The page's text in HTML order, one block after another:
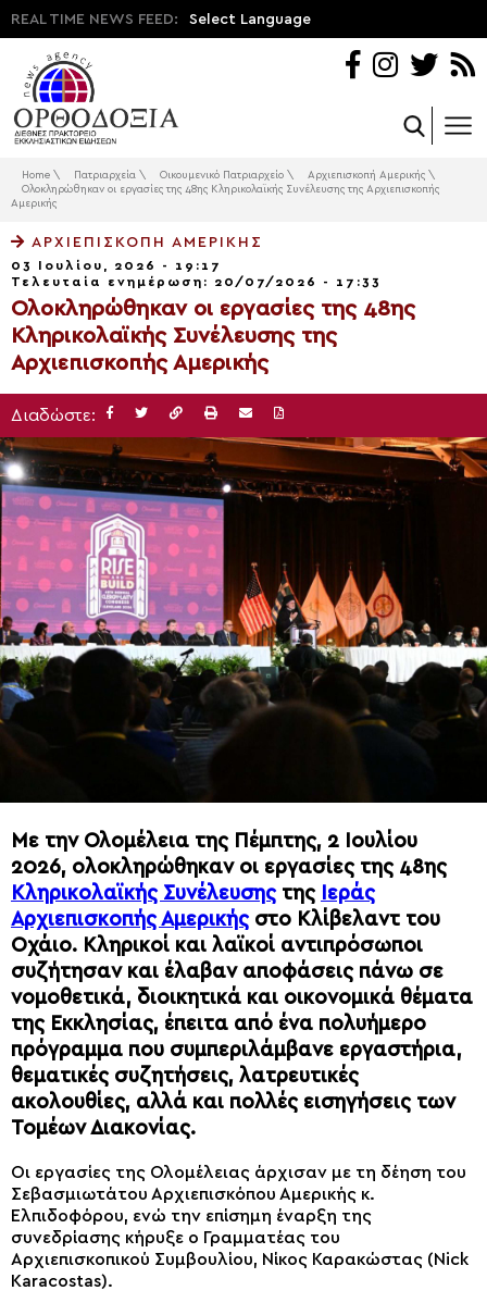
REAL TIME NEWS FEED: Select Language
Home \ Πατριαρχεία \ Οικουμενικό Πατριαρχείο \ Αρχιεπισκοπή Αμερικής \
Ολοκληρώθηκαν οι εργασίες της 48ης Κληρικολαϊκής Συνέλευσης της Αρχιεπισκοπής
Αμερικής
ΑΡΧΙΕΠΙΣΚΟΠΉ ΑΜΕΡΙΚΉΣ
03 Ιουλίου, 2026 - 19:17
Τελευταία ενημέρωση: 20/07/2026 - 17:33
Ολοκληρώθηκαν οι εργασίες της 48ης
Κληρικολαϊκής Συνέλευσης της
Αρχιεπισκοπής Αμερικής
Διαδώστε:
Με την Ολομέλεια της Πέμπτης, 2 Ιουλίου
2026, ολοκληρώθηκαν οι εργασίες της 48ης
Κληρικολαϊκής Συνέλευσης της
Ιεράς
Αρχιεπισκοπής Αμερικής στο Κλίβελαντ του
Οχάιο. Κληρικοί και λαϊκοί αντιπρόσωποι
συζήτησαν και έλαβαν αποφάσεις πάνω σε
νομοθετικά, διοικητικά και οικονομικά θέματα
της Εκκλησίας, έπειτα από ένα πολυήμερο
πρόγραμμα που συμπεριλάμβανε εργαστήρια,
θεματικές συζητήσεις, λατρευτικές
ακολουθίες, αλλά και πολλές εισηγήσεις των
Τομέων Διακονίας.
Οι εργασίες της Ολομέλειας άρχισαν με τη δέηση του
Σεβασμιωτάτου Αρχιεπισκόπου Αμερικής κ.
Ελπιδοφόρου, ενώ την επίσημη έναρξη της
συνεδρίασης κήρυξε ο Γραμματέας του
Αρχιεπισκοπικού Συμβουλίου, Νίκος Καρακώστας (Nick
Karacostas).